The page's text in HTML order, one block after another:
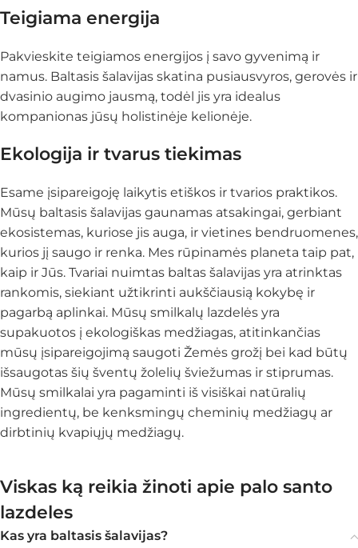
Teigiama energija
Pakvieskite teigiamos energijos į savo gyvenimą ir
namus. Baltasis šalavijas skatina pusiausvyros, gerovės ir
dvasinio augimo jausmą, todėl jis yra idealus
kompanionas jūsų holistinėje kelionėje.
Ekologija ir tvarus tiekimas
Esame įsipareigoję laikytis etiškos ir tvarios praktikos.
Mūsų baltasis šalavijas gaunamas atsakingai, gerbiant
ekosistemas, kuriose jis auga, ir vietines bendruomenes,
kurios jį saugo ir renka. Mes rūpinamės planeta taip pat,
kaip ir Jūs. Tvariai nuimtas baltas šalavijas yra atrinktas
rankomis, siekiant užtikrinti aukščiausią kokybę ir
pagarbą aplinkai. Mūsų smilkalų lazdelės yra
supakuotos į ekologiškas medžiagas, atitinkančias
mūsų įsipareigojimą saugoti Žemės grožį bei kad būtų
išsaugotas šių šventų žolelių šviežumas ir stiprumas.
Mūsų smilkalai yra pagaminti iš visiškai natūralių
ingredientų, be kenksmingų cheminių medžiagų ar
dirbtinių kvapiųjų medžiagų.
Viskas ką reikia žinoti apie palo santo
lazdeles
Kas yra baltasis šalavijas?